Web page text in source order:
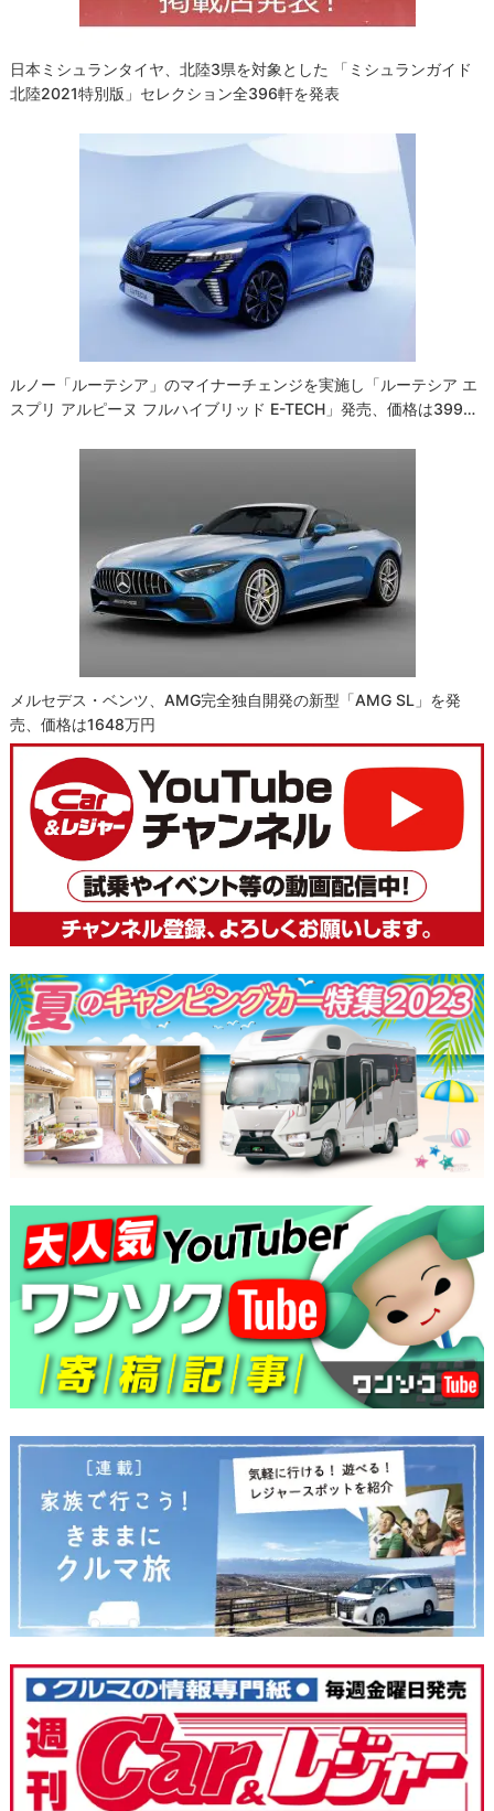
日本ミシュランタイヤ、北陸3県を対象とした 「ミシュランガイド
北陸2021特別版」セレクション全396軒を発表
ルノー「ルーテシア」のマイナーチェンジを実施し「ルーテシア エ
スプリ アルピーヌ フルハイブリッド E-TECH」発売、価格は399…
メルセデス・ベンツ、AMG完全独自開発の新型「AMG SL」を発
売、価格は1648万円